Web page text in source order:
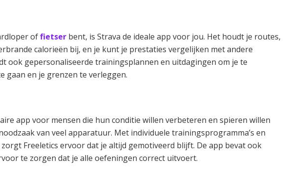
offietser bent, is Strava de ideale app voor jou. Het houdt je routes,
calorieën bij, en je kunt je prestaties vergelijken met andere
ook gepersonaliseerde trainingsplannen en uitdagingen om je te
gaan en je grenzen te verleggen.
app voor mensen die hun conditie willen verbeteren en spieren willen
van veel apparatuur. Met individuele trainingsprogramma’s en
Freeletics ervoor dat je altijd gemotiveerd blijft. De app bevat ook
te zorgen dat je alle oefeningen correct uitvoert.